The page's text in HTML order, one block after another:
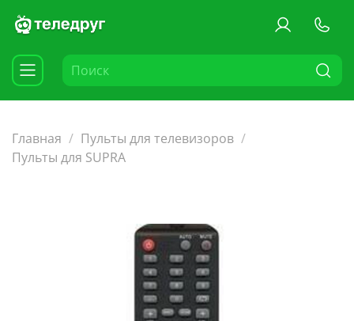
Главная
Пульты для телевизоров
Пульты для SUPRA